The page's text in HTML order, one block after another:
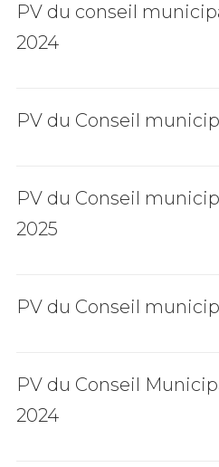
PV du conseil
2024
PV du Conseil
PV du Conseil
2025
PV du Conseil
PV du Conseil
2024